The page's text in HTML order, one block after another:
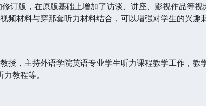
订版，在原版基础上增加了访谈、讲座、影视作品等
频材料与穿那套听力材料结合，可以增强对学生的兴
授，主持外语学院英语专业学生听力课程教学工作，教
教程等。